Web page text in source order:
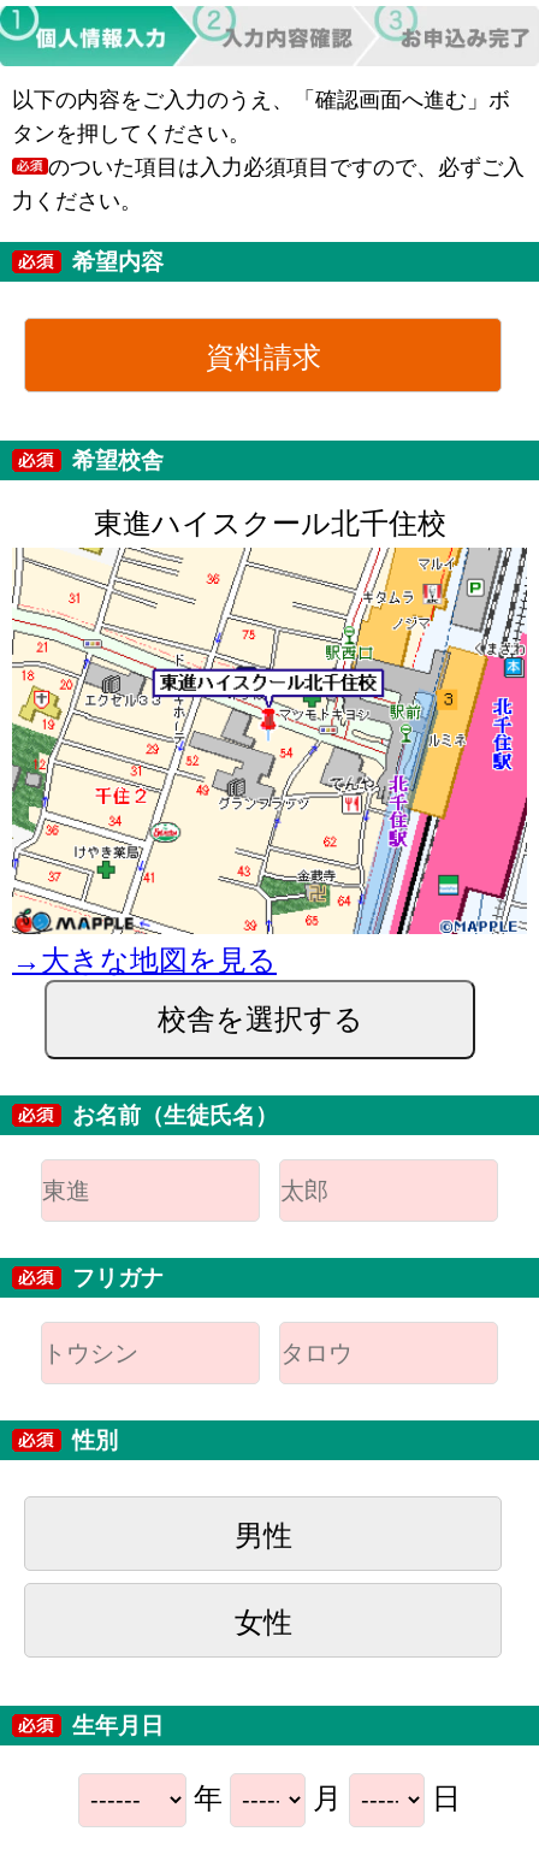
以下の内容をご入力のうえ、「確認画面へ進む」ボ
タンを押してください。
のついた項目は入力必須項目ですので、必ずご入
力ください。
希望内容
資料請求
希望校舎
東進ハイスクール北千住校
→大きな地図を見る
校舎を選択する
お名前（生徒氏名）
フリガナ
性別
男性
女性
生年月日
年 月 日